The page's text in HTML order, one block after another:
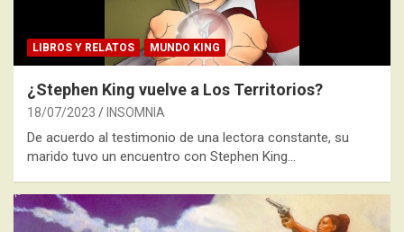
LIBROS Y RELATOS MUNDO KING
¿Stephen King vuelve a Los Territorios?
18/07/2023 INSOMNIA
De acuerdo al testimonio de una lectora constante, su
marido tuvo un encuentro con Stephen King…